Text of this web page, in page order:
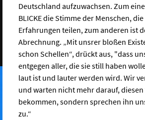
Deutschland aufzuwachsen. Zum
BLICKE die Stimme der Menschen,
Erfahrungen teilen, zum anderen ist
Abrechnung. „Mit unsrer bloßen
schon Schellen“, drückt aus, "dass
entgegen aller, die sie still haben
laut ist und lauter werden wird. Wir
und warten nicht mehr darauf, diesen
bekommen, sondern sprechen ihn
zu.“